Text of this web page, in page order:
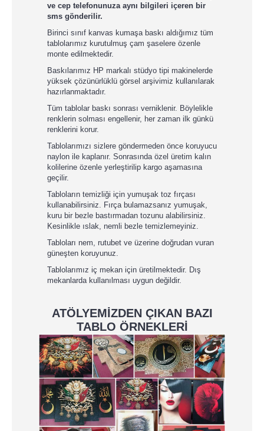
ve cep telefonunuza aynı bilgileri içeren bir
sms gönderilir.
Birinci sınıf kanvas kumaşa baskı aldığımız tüm
tablolarımız kurutulmuş çam şaselere özenle
monte edilmektedir.
Baskılarımız HP markalı stüdyo tipi makinelerde
yüksek çözünürlüklü görsel arşivimiz kullanılarak
hazırlanmaktadır.
Tüm tablolar baskı sonrası verniklenir. Böylelikle
renklerin solması engellenir, her zaman ilk günkü
renklerini korur.
Tablolarımızı sizlere göndermeden önce koruyucu
naylon ile kaplanır. Sonrasında özel üretim kalın
kolilerine özenle yerleştirilip kargo aşamasına
geçilir.
Tabloların temizliği için yumuşak toz fırçası
kullanabilirsiniz. Fırça bulamazsanız yumuşak,
kuru bir bezle bastırmadan tozunu alabilirsiniz.
Kesinlikle ıslak, nemli bezle temizlemeyiniz.
Tabloları nem, rutubet ve üzerine doğrudan vuran
güneşten koruyunuz.
Tablolarımız iç mekan için üretilmektedir. Dış
mekanlarda kullanılması uygun değildir.
ATÖLYEMİZDEN ÇIKAN BAZI
TABLO ÖRNEKLERİ